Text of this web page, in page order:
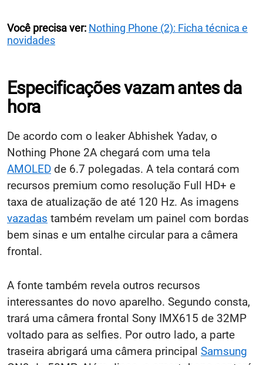
Você precisa ver: Nothing Phone (2): Ficha técnica e
novidades
Especificações vazam antes da
hora
De acordo com o leaker Abhishek Yadav, o
Nothing Phone 2A chegará com uma tela
AMOLED de 6.7 polegadas. A tela contará com
recursos premium como resolução Full HD+ e
taxa de atualização de até 120 Hz. As imagens
vazadas também revelam um painel com bordas
bem sinas e um entalhe circular para a câmera
frontal.
A fonte também revela outros recursos
interessantes do novo aparelho. Segundo consta,
trará uma câmera frontal Sony IMX615 de 32MP
voltado para as selfies. Por outro lado, a parte
traseira abrigará uma câmera principal Samsung